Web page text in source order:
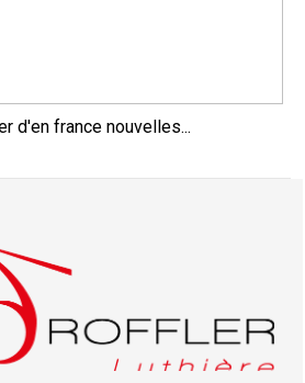
d'en france nouvelles...